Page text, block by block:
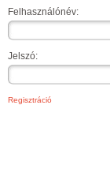
Felhasználónév:
Jelszó:
Regisztráció